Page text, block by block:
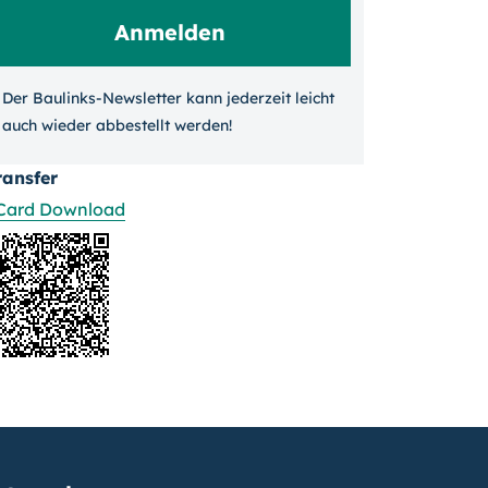
Der Baulinks-Newsletter kann jeder­zeit leicht
auch wieder ab­bestellt werden!
Download